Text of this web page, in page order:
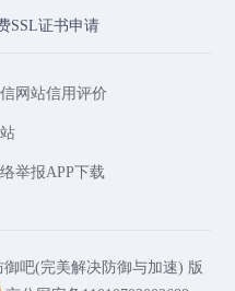
SSL证书申请
网站信用评价
举报APP下载
御吧(完美解决防御与加速) 版